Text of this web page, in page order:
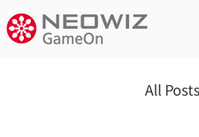
All Posts